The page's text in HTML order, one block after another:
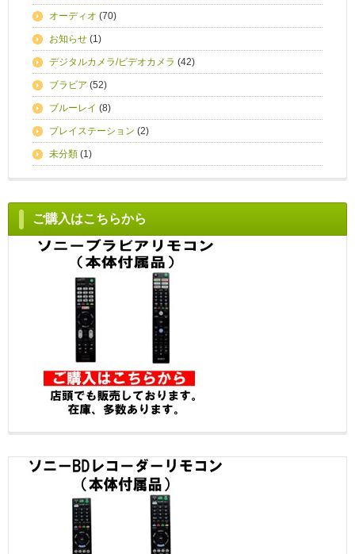
オーディオ (70)
お知らせ (1)
デジタルカメラ/ビデオカメラ (42)
ブラビア (52)
ブルーレイ (8)
プレイステーション (2)
未分類 (1)
ご購入はこちらから